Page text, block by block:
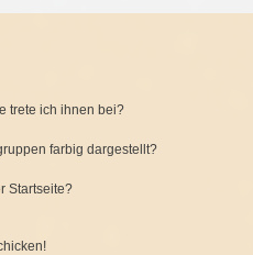
trete ich ihnen bei?
farbig dargestellt?
Startseite?